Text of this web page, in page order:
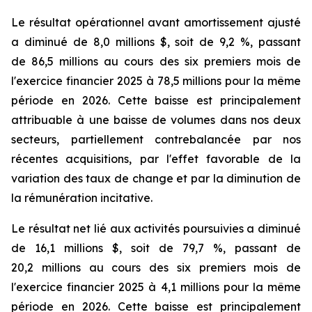
Le résultat opérationnel avant amortissement ajusté
a diminué de 8,0 millions $, soit de 9,2 %, passant
de 86,5 millions au cours des six premiers mois de
l'exercice financier 2025 à 78,5 millions pour la même
période en 2026. Cette baisse est principalement
attribuable à une baisse de volumes dans nos deux
secteurs, partiellement contrebalancée par nos
récentes acquisitions, par l'effet favorable de la
variation des taux de change et par la diminution de
la rémunération incitative.
Le résultat net lié aux activités poursuivies a diminué
de 16,1 millions $, soit de 79,7 %, passant de
20,2 millions au cours des six premiers mois de
l'exercice financier 2025 à 4,1 millions pour la même
période en 2026. Cette baisse est principalement